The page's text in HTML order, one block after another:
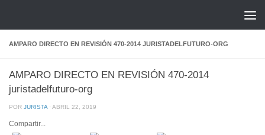
AMPARO DIRECTO EN REVISIÓN 470-2014 JURISTADELFUTURO-ORG
AMPARO DIRECTO EN REVISIÓN 470-2014
juristadelfuturo-org
POR JURISTA · ABRIL 22, 2019
Compartir...